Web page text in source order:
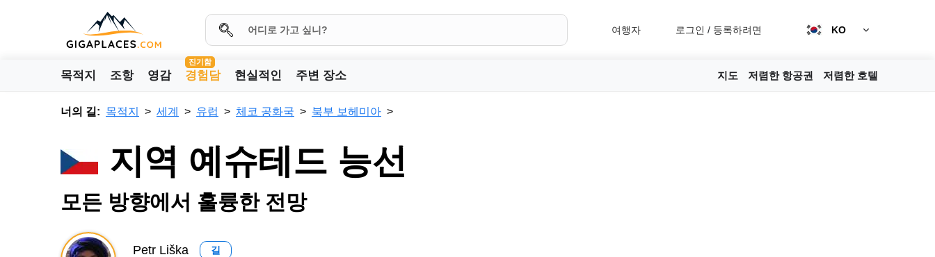
여행자 로그인 / 등록하려면 KO
목적지 조항 영감
진기함
경험담 현실적인 주변 장소 지도 저렴한 항공권 저렴한 호텔
너의 길: 목적지 세계 유럽 체코 공화국 북부 보헤미아
지역 예슈테드 능선
모든 방향에서 훌륭한 전망
Petr Liška 길